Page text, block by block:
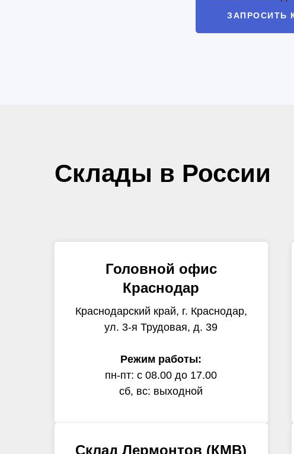
ЗАПРОСИТЬ
Склады в России
Головной офис
Краснодар
Краснодарский край, г. Краснодар,
ул. 3-я Трудовая, д. 39
Режим работы:
пн-пт: с 08.00 до 17.00
сб, вс: выходной
Склад Лермонтов (КМВ)